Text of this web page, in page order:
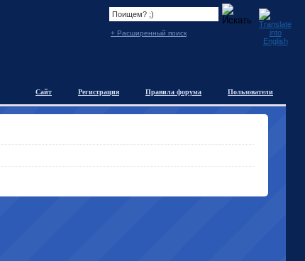
+ Расширенный поиск
Пользователи
Правила форума
Регистрация
Сайт